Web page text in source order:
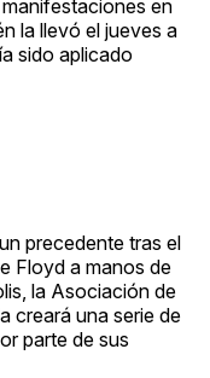
en
la llevó el jueves a
sido aplicado
precedente tras el
Floyd a manos de
la Asociación de
creará una serie de
parte de sus